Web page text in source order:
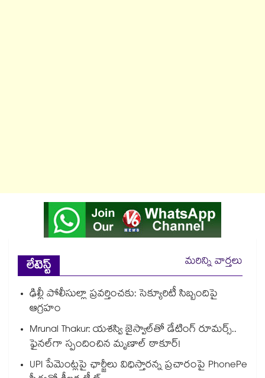
లేటెస్ట్
మరిన్ని వార్తలు
ఢిల్లీ పోలీసుల్లా ప్రవర్తించకు: సెక్యూరిటీ సిబ్బందిపై
ఆగ్రహం
Mrunal Thakur: యశస్వి జైస్వాల్‌తో డేటింగ్ రూమర్స్‌..
ఫైనల్‌గా స్పందించిన మృణాల్ ఠాకూర్!
UPI పేమెంట్లపై ఛార్జీలు విధిస్తారన్న ప్రచారంపై PhonePe